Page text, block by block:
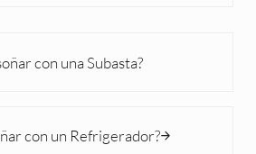
con una Subasta?
con un Refrigerador?